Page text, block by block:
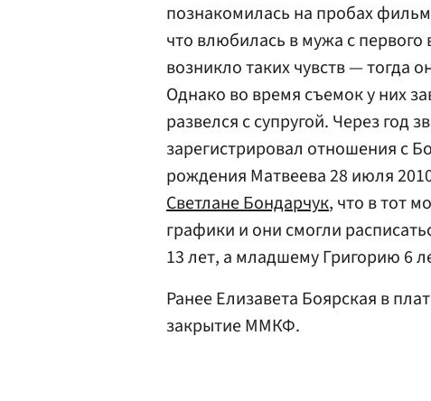
познакомилась на пробах
что влюбилась в мужа с первого
возникло таких чувств — тогда
Однако во время съемок у них
развелся с супругой. Через год
зарегистрировал отношения с
рождения Матвеева 28 июля
Светлане Бондарчук, что в тот
графики и они смогли
13 лет, а младшему Григорию 6
Ранее Елизавета Боярская в
закрытие ММКФ.